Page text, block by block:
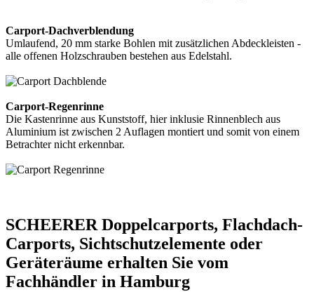
Carport-Dachverblendung
Umlaufend, 20 mm starke Bohlen mit zusätzlichen Abdeckleisten -
alle offenen Holzschrauben bestehen aus Edelstahl.
Carport-Regenrinne
Die Kastenrinne aus Kunststoff, hier inklusie Rinnenblech aus
Aluminium ist zwischen 2 Auflagen montiert und somit von einem
Betrachter nicht erkennbar.
SCHEERER Doppelcarports, Flachdach-
Carports, Sichtschutzelemente oder
Geräteräume erhalten Sie vom
Fachhändler in Hamburg